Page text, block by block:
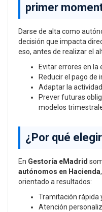
primer
Darse de alta como
decisión que impacta
eso, antes de realizar el
Evitar errores en la
Reducir el pago de
Adaptar la
Prever futuras
modelos
¿Por qué
En Gestoría eMadrid
autónomos en Hacienda
orientado a resultados:
Tramitación rápida
Atención